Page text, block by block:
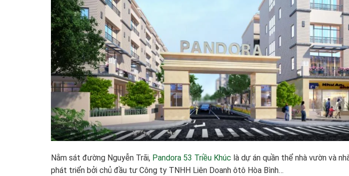
Nằm sát đường Nguyễn Trãi, Pandora 53 Triều Khúc là dự án quần thể nhà vườn và
phát triển bởi chủ đầu tư Công ty TNHH Liên Doanh ôtô Hòa Bình…